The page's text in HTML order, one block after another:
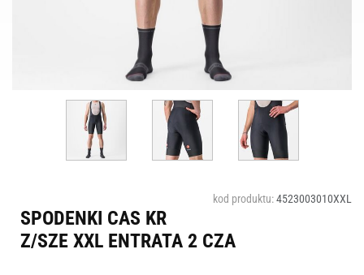
kod produktu:4523003010XXL
SPODENKI CAS KR
Z/SZE XXL ENTRATA 2 CZA